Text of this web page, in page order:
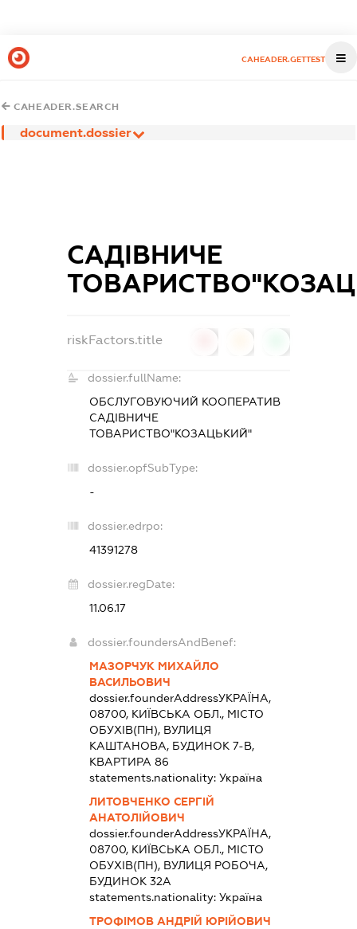
CAHEADER.GETTEST
CAHEADER.SEARCH
document.dossier
САДІВНИЧЕ
riskFactors.title
dossier.fullName:
ОБСЛУГОВУЮЧИЙ КООПЕРАТИВ
САДІВНИЧЕ
ТОВАРИСТВО"КОЗАЦЬКИЙ"
dossier.opfSubType:
-
dossier.edrpo:
41391278
dossier.regDate:
11.06.17
dossier.foundersAndBenef:
МАЗОРЧУК МИХАЙЛО
ВАСИЛЬОВИЧ
dossier.founderAddressУКРАЇНА,
08700, КИЇВСЬКА ОБЛ., МІСТО
ОБУХІВ(ПН), ВУЛИЦЯ
КАШТАНОВА, БУДИНОК 7-В,
КВАРТИРА 86
statements.nationality:Україна
ЛИТОВЧЕНКО СЕРГІЙ
АНАТОЛІЙОВИЧ
dossier.founderAddressУКРАЇНА,
08700, КИЇВСЬКА ОБЛ., МІСТО
ОБУХІВ(ПН), ВУЛИЦЯ РОБОЧА,
БУДИНОК 32А
statements.nationality:Україна
ТРОФІМОВ АНДРІЙ ЮРІЙОВИЧ